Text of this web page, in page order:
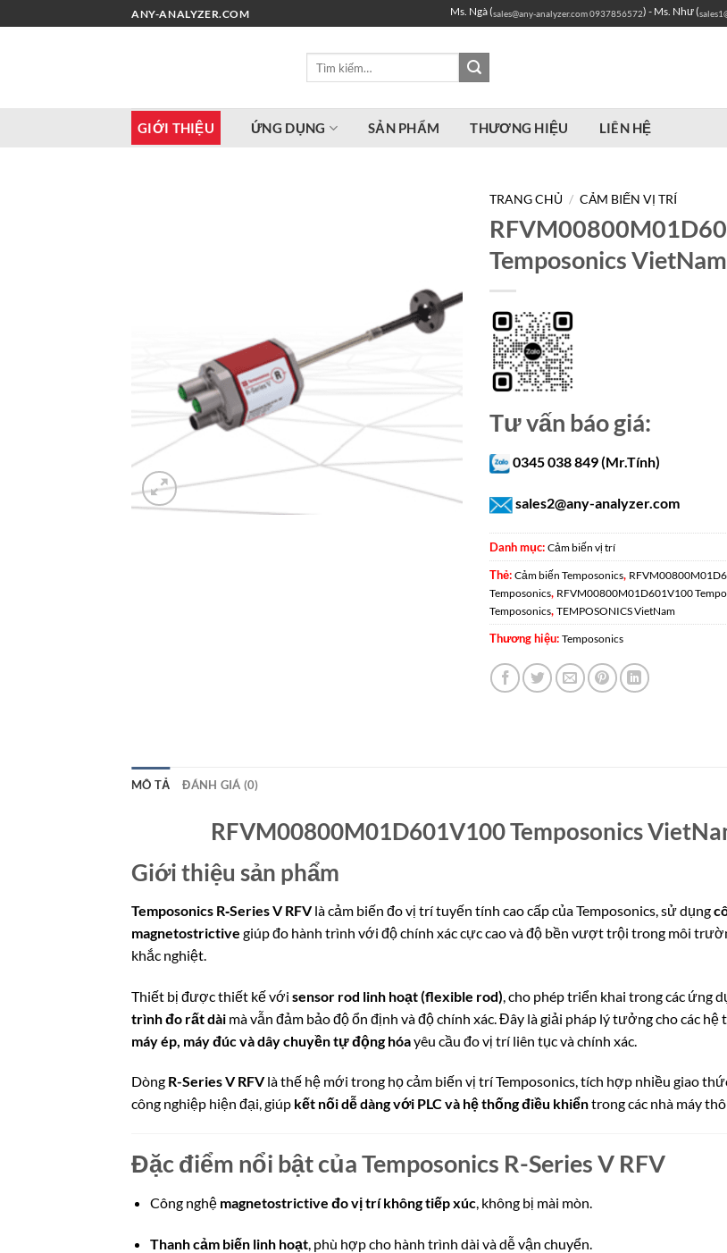
đến
ANY-ANALYZER.COM Ms. Ngà (sales@any-analyzer.com0937856572) - Ms. Như (
GIỚI THIỆU ỨNG DỤNG SẢN PHẨM THƯƠNG HIỆU LIÊN HỆ
TRANG CHỦ / CẢM BIẾN VỊ TRÍ
Temposonics VietNam
Tư vấn báo giá:
0345 038 849 (Mr.Tính)
sales2@any-analyzer.com
Danh mục: Cảm biến vị trí
Thẻ: Cảm biến Temposonics,
Temposonics, RFVM00800M01D601V100
Temposonics, TEMPOSONICS VietNam
Thương hiệu: Temposonics
MÔ TẢ ĐÁNH GIÁ (0)
RFVM00800M01D601V100 Temposonics
Giới thiệu sản phẩm
Temposonics R‑Series V RFVlà cảm biến đo vị trí tuyến tính cao cấp củaTemposonics , sử dụng
magnetostrictive giúp đo hành trình với độ chính xác cực cao và độ bền vượt trội trong môi
khắc nghiệt.
Thiết bị được thiết kế với sensor rod linh hoạt (flexible rod) , cho phép triển khai trong các ứng
trình đo rất dài mà vẫn đảm bảo độ ổn định và độ chính xác. Đây là giải pháp lý tưởng cho các hệ
máy ép, máy đúc và dây chuyền tự động hóayêu cầu đo vị trí liên tục và chính xác.
Dòng R-Series V RFVlà thế hệ mới trong họ cảm biến vị trí Temposonics, tích hợp nhiều giao
công nghiệp hiện đại, giúp kết nối dễ dàng với PLC và hệ thống điều khiểntrong các nhà máy
Đặc điểm nổi bật của Temposonics R-Series V RFV
Công nghệ magnetostrictive đo vị trí không tiếp xúc, không bị mài mòn.
Thanh cảm biến linh hoạt, phù hợp cho hành trình dài và dễ vận chuyển.